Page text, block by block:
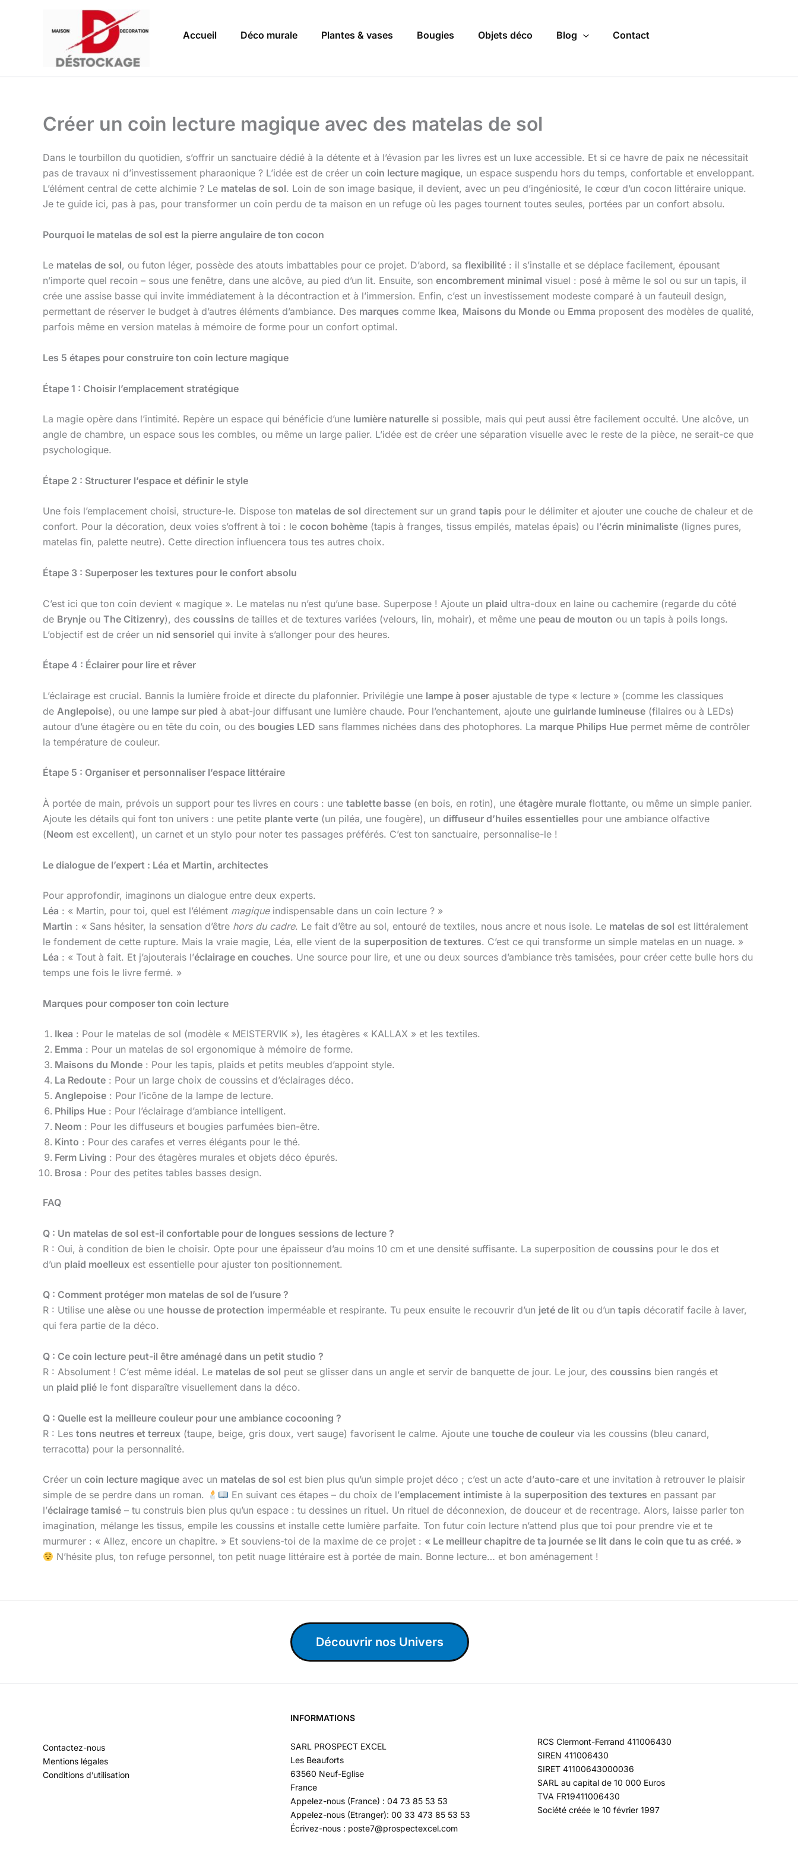
Accueil Déco murale Plantes & vases Bougies Objets déco Blog Contact
Créer un coin lecture magique avec des matelas de sol
Dans le tourbillon du quotidien, s’offrir un sanctuaire dédié à la détente et à l’évasion par les livres est un luxe accessible. Et si ce havre de paix ne nécessitait
pas de travaux ni d’investissement pharaonique ? L’idée est de créer un coin lecture magique, un espace suspendu hors du temps, confortable et enveloppant.
L’élément central de cette alchimie ? Le matelas de sol. Loin de son image basique, il devient, avec un peu d’ingéniosité, le cœur d’un cocon littéraire unique.
Je te guide ici, pas à pas, pour transformer un coin perdu de ta maison en un refuge où les pages tournent toutes seules, portées par un confort absolu.
Pourquoi le matelas de sol est la pierre angulaire de ton cocon
Le matelas de sol, ou futon léger, possède des atouts imbattables pour ce projet. D’abord, sa flexibilité : il s’installe et se déplace facilement, épousant
n’importe quel recoin – sous une fenêtre, dans une alcôve, au pied d’un lit. Ensuite, son encombrement minimal visuel : posé à même le sol ou sur un tapis, il
crée une assise basse qui invite immédiatement à la décontraction et à l’immersion. Enfin, c’est un investissement modeste comparé à un fauteuil design,
permettant de réserver le budget à d’autres éléments d’ambiance. Des marques comme Ikea, Maisons du Monde ou Emma proposent des modèles de qualité,
parfois même en version matelas à mémoire de forme pour un confort optimal.
Les 5 étapes pour construire ton coin lecture magique
Étape 1 : Choisir l’emplacement stratégique
La magie opère dans l’intimité. Repère un espace qui bénéficie d’une lumière naturelle si possible, mais qui peut aussi être facilement occulté. Une alcôve, un
angle de chambre, un espace sous les combles, ou même un large palier. L’idée est de créer une séparation visuelle avec le reste de la pièce, ne serait-ce que
psychologique.
Étape 2 : Structurer l’espace et définir le style
Une fois l’emplacement choisi, structure-le. Dispose ton matelas de sol directement sur un grand tapis pour le délimiter et ajouter une couche de chaleur et de
confort. Pour la décoration, deux voies s’offrent à toi : le cocon bohème (tapis à franges, tissus empilés, matelas épais) ou l’écrin minimaliste (lignes pures,
matelas fin, palette neutre). Cette direction influencera tous tes autres choix.
Étape 3 : Superposer les textures pour le confort absolu
C’est ici que ton coin devient « magique ». Le matelas nu n’est qu’une base. Superpose ! Ajoute un plaid ultra-doux en laine ou cachemire (regarde du côté
de Brynje ou The Citizenry), des coussins de tailles et de textures variées (velours, lin, mohair), et même une peau de mouton ou un tapis à poils longs.
L’objectif est de créer un nid sensoriel qui invite à s’allonger pour des heures.
Étape 4 : Éclairer pour lire et rêver
L’éclairage est crucial. Bannis la lumière froide et directe du plafonnier. Privilégie une lampe à poser ajustable de type « lecture » (comme les classiques
de Anglepoise), ou une lampe sur pied à abat-jour diffusant une lumière chaude. Pour l’enchantement, ajoute une guirlande lumineuse (filaires ou à LEDs)
autour d’une étagère ou en tête du coin, ou des bougies LED sans flammes nichées dans des photophores. La marque Philips Hue permet même de contrôler
la température de couleur.
Étape 5 : Organiser et personnaliser l’espace littéraire
À portée de main, prévois un support pour tes livres en cours : une tablette basse (en bois, en rotin), une étagère murale flottante, ou même un simple panier.
Ajoute les détails qui font ton univers : une petite plante verte (un piléa, une fougère), un diffuseur d’huiles essentielles pour une ambiance olfactive
(Neom est excellent), un carnet et un stylo pour noter tes passages préférés. C’est ton sanctuaire, personnalise-le !
Le dialogue de l’expert : Léa et Martin, architectes
Pour approfondir, imaginons un dialogue entre deux experts.
Léa : « Martin, pour toi, quel est l’élément magiqueindispensable dans un coin lecture ? »
Martin : « Sans hésiter, la sensation d’être hors du cadre. Le fait d’être au sol, entouré de textiles, nous ancre et nous isole. Le matelas de sol est littéralement
le fondement de cette rupture. Mais la vraie magie, Léa, elle vient de la superposition de textures. C’est ce qui transforme un simple matelas en un nuage. »
Léa : « Tout à fait. Et j’ajouterais l’éclairage en couches. Une source pour lire, et une ou deux sources d’ambiance très tamisées, pour créer cette bulle hors du
temps une fois le livre fermé. »
Marques pour composer ton coin lecture
Ikea : Pour le matelas de sol (modèle « MEISTERVIK »), les étagères « KALLAX » et les textiles.
Emma : Pour un matelas de sol ergonomique à mémoire de forme.
Maisons du Monde : Pour les tapis, plaids et petits meubles d’appoint style.
La Redoute : Pour un large choix de coussins et d’éclairages déco.
Anglepoise : Pour l’icône de la lampe de lecture.
Philips Hue : Pour l’éclairage d’ambiance intelligent.
Neom : Pour les diffuseurs et bougies parfumées bien-être.
Kinto : Pour des carafes et verres élégants pour le thé.
Ferm Living : Pour des étagères murales et objets déco épurés.
Brosa : Pour des petites tables basses design.
FAQ
Q : Un matelas de sol est-il confortable pour de longues sessions de lecture ?
R : Oui, à condition de bien le choisir. Opte pour une épaisseur d’au moins 10 cm et une densité suffisante. La superposition de coussins pour le dos et
d’un plaid moelleux est essentielle pour ajuster ton positionnement.
Q : Comment protéger mon matelas de sol de l’usure ?
R : Utilise une alèse ou une housse de protection imperméable et respirante. Tu peux ensuite le recouvrir d’un jeté de lit ou d’un tapis décoratif facile à laver,
qui fera partie de la déco.
Q : Ce coin lecture peut-il être aménagé dans un petit studio ?
R : Absolument ! C’est même idéal. Le matelas de sol peut se glisser dans un angle et servir de banquette de jour. Le jour, des coussins bien rangés et
un plaid plié le font disparaître visuellement dans la déco.
Q : Quelle est la meilleure couleur pour une ambiance cocooning ?
R : Les tons neutres et terreux (taupe, beige, gris doux, vert sauge) favorisent le calme. Ajoute une touche de couleur via les coussins (bleu canard,
terracotta) pour la personnalité.
Créer un coin lecture magique avec un matelas de sol est bien plus qu’un simple projet déco ; c’est un acte d’auto-care et une invitation à retrouver le plaisir
simple de se perdre dans un roman.
En suivant ces étapes – du choix de l’emplacement intimiste à la superposition des textures en passant par
l’éclairage tamisé – tu construis bien plus qu’un espace : tu dessines un rituel. Un rituel de déconnexion, de douceur et de recentrage. Alors, laisse parler ton
imagination, mélange les tissus, empile les coussins et installe cette lumière parfaite. Ton futur coin lecture n’attend plus que toi pour prendre vie et te
murmurer : « Allez, encore un chapitre. » Et souviens-toi de la maxime de ce projet : « Le meilleur chapitre de ta journée se lit dans le coin que tu as créé. »
N’hésite plus, ton refuge personnel, ton petit nuage littéraire est à portée de main. Bonne lecture… et bon aménagement !
Découvrir nos Univers
Contactez-nous
Mentions légales
Conditions d’utilisation
INFORMATIONS
SARL PROSPECT EXCEL
Les Beauforts
63560 Neuf-Eglise
France
Appelez-nous (France) : 04 73 85 53 53
Appelez-nous (Etranger): 00 33 473 85 53 53
Écrivez-nous : poste7@prospectexcel.com
RCS Clermont-Ferrand 411006430
SIREN 411006430
SIRET 41100643000036
SARL au capital de 10 000 Euros
TVA FR19411006430
Société créée le 10 février 1997